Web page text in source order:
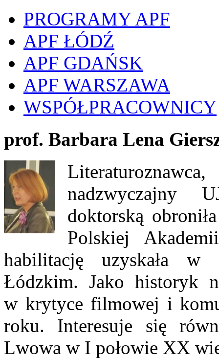
PROGRAMY APF
APF ŁÓDŹ
APF GDAŃSK
APF WARSZAWA
WSPÓŁPRACOWNICY
prof. Barbara Lena
nadzwyczajny
doktorską
Polskiej
habilitację uzyskała
Łódzkim. Jako historyk
w krytyce filmowej i
roku. Interesuje się
Lwowa w I połowie XX